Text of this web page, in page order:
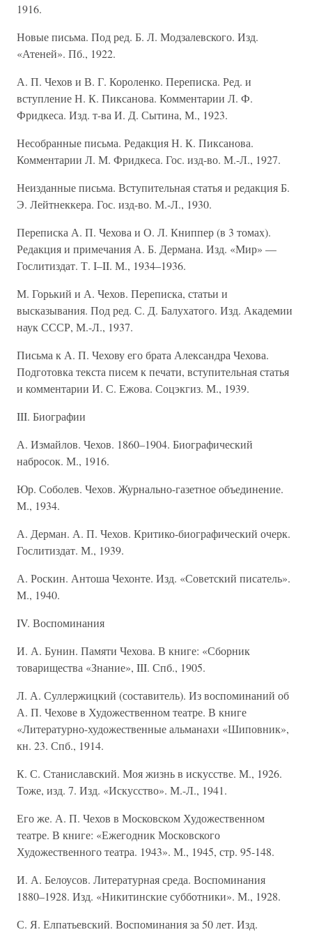
1916.
Новые письма. Под ред. Б. Л. Модзалевского. Изд.
«Атеней». Пб., 1922.
А. П. Чехов и В. Г. Короленко. Переписка. Ред. и
вступление Н. К. Пиксанова. Комментарии Л. Ф.
Фридкеса. Изд. т-ва И. Д. Сытина, М., 1923.
Несобранные письма. Редакция Н. К. Пиксанова.
Комментарии Л. М. Фридкеса. Гос. изд-во. М.-Л., 1927.
Неизданные письма. Вступительная статья и редакция Б.
Э. Лейтнеккера. Гос. изд-во. М.-Л., 1930.
Переписка А. П. Чехова и О. Л. Книппер (в 3 томах).
Редакция и примечания А. Б. Дермана. Изд. «Мир» —
Гослитиздат. Т. I–II. М., 1934–1936.
М. Горький и А. Чехов. Переписка, статьи и
высказывания. Под ред. С. Д. Балухатого. Изд. Академии
наук СССР, М.-Л., 1937.
Письма к А. П. Чехову его брата Александра Чехова.
Подготовка текста писем к печати, вступительная статья
и комментарии И. С. Ежова. Соцэкгиз. М., 1939.
III. Биографии
А. Измайлов. Чехов. 1860–1904. Биографический
набросок. М., 1916.
Юр. Соболев. Чехов. Журнально-газетное объединение.
М., 1934.
А. Дерман. А. П. Чехов. Критико-биографический очерк.
Гослитиздат. М., 1939.
А. Роскин. Антоша Чехонте. Изд. «Советский писатель».
М., 1940.
IV. Воспоминания
И. А. Бунин. Памяти Чехова. В книге: «Сборник
товарищества «Знание», III. Спб., 1905.
Л. А. Суллержицкий (составитель). Из воспоминаний об
А. П. Чехове в Художественном театре. В книге
«Литературно-художественные альманахи «Шиповник»,
кн. 23. Спб., 1914.
К. С. Станиславский. Моя жизнь в искусстве. М., 1926.
Тоже, изд. 7. Изд. «Искусство». М.-Л., 1941.
Его же. А. П. Чехов в Московском Художественном
театре. В книге: «Ежегодник Московского
Художественного театра. 1943». М., 1945, стр. 95-148.
И. А. Белоусов. Литературная среда. Воспоминания
1880–1928. Изд. «Никитинские субботники». М., 1928.
С. Я. Елпатьевский. Воспоминания за 50 лет. Изд.